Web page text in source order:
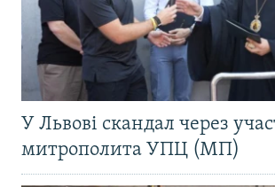
У Львові скандал через
митрополита УПЦ (МП)